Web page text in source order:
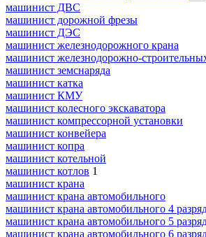
машинист ДВС
машинист дорожной фрезы
машинист ДЭС
машинист железнодорожного крана
машинист железнодорожно-
машинист земснаряда
машинист катка
машинист КМУ
машинист колесного экскаватора
машинист компрессорной установки
машинист конвейера
машинист копра
машинист котельной
машинист котлов 1
машинист крана
машинист крана автомобильного
машинист крана автомобильного 4
машинист крана автомобильного 5
машинист крана автомобильного 6